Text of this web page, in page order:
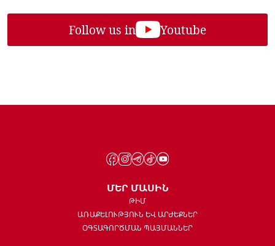
Follow us in Youtube
ՄԵՐ ՄԱՍԻՆ
ԹԻՄ
ԱՌԱՔԵԼՈՒԹՅՈՒՆ ԵՎ ԱՐԺԵՔՆԵՐ
ՕԳՏԱԳՈՐԾՄԱՆ ՊԱՅՄԱՆՆԵՐ